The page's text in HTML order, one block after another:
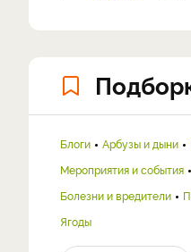
Блоги Арбузы и дыни
Мероприятия и события
Болезни и вредители
Ягоды